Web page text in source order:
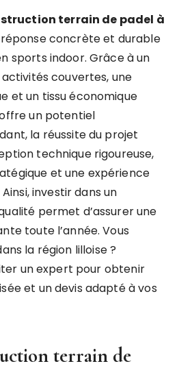
terrain de padel à
concrète et durable
sports indoor. Grâce à un
couvertes, une
et un tissu économique
un potentiel
la réussite du projet
technique rigoureuse,
et une expérience
investir dans un
permet d’assurer une
toute l’année. Vous
la région lilloise ?
un expert pour obtenir
et un devis adapté à vos
terrain de